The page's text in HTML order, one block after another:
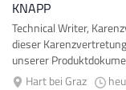
KNAPP
Technical Writer,
dieser
unserer
Hart bei Graz